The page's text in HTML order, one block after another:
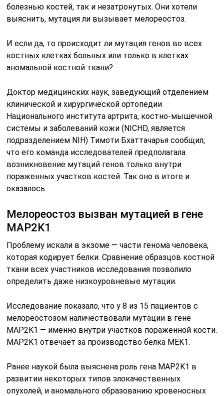
болезнью костей, так и незатронутых. Они хотели
выяснить, мутация ли вызывает мелореостоз.
И если да, то происходит ли мутация генов во всех
костных клетках больных или только в клетках
аномальной костной ткани?
Доктор медицинских наук, заведующий отделением
клинической и хирургической ортопедии
Национального института артрита, костно-мышечной
системы и заболеваний кожи (NICHD, является
подразделением NIH) Тимоти Бхаттачарья сообщил,
что его команда исследователей предполагала
возникновение мутаций генов только внутри
пораженных участков костей. Так оно в итоге и
оказалось.
Мелореостоз вызван мутацией в гене
MAP2K1
Проблему искали в экзоме — части генома человека,
которая кодирует белки. Сравнение образцов костной
ткани всех участников исследования позволило
определить даже низкоуровневые мутации.
Исследование показало, что у 8 из 15 пациентов с
мелореостозом наличествовали мутации в гене
MAP2K1 — именно внутри участков пораженной кости.
MAP2K1 отвечает за производство белка MEK1.
Ранее наукой была выяснена роль гена MAP2K1 в
развитии некоторых типов злокачественных
опухолей, и аномального образованию кровеносных